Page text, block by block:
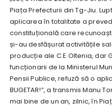
Piața Prefecturii din Tg-Jiu.
aplicarea în totalitate a
constituțională care
și-au desfășurat activitățile
producție ale C.E.Oltenia, dar
funcționarii de la Ministerul
Pensii Publice, refuză să o
BUGETAR!”, a transmis Manu
mai bine de un an, zilnic, în